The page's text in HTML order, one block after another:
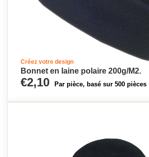
Créez votre design
Bonnet en laine polaire 200g/M2.
€2,10 Par pièce, basé sur 500 pièces